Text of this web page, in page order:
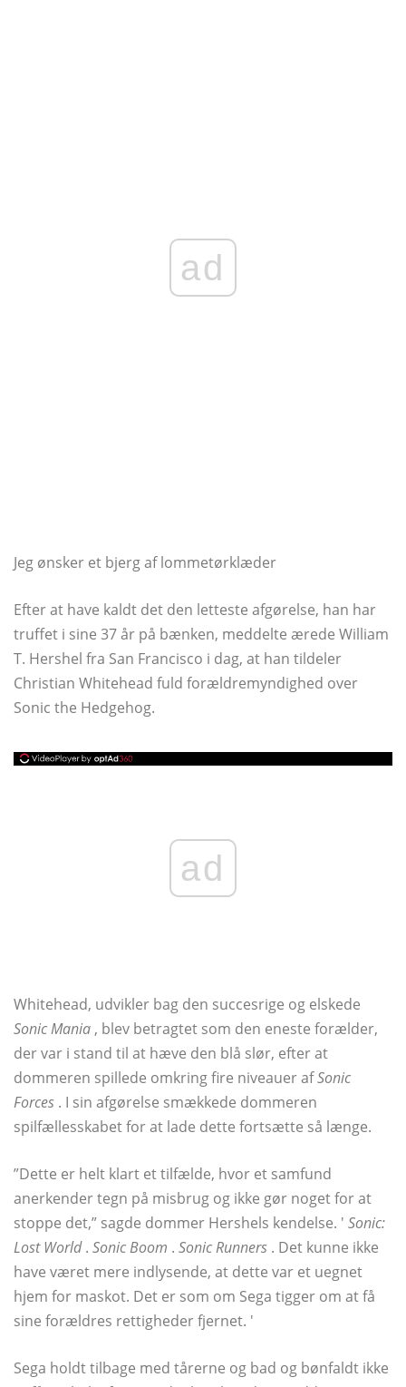
ad
Jeg ønsker et bjerg af lommetørklæder
Efter at have kaldt det den letteste afgørelse, han har
truffet i sine 37 år på bænken, meddelte ærede William
T. Hershel fra San Francisco i dag, at han tildeler
Christian Whitehead fuld forældremyndighed over
Sonic the Hedgehog.
ad
Whitehead, udvikler bag den succesrige og elskede
Sonic Mania , blev betragtet som den eneste forælder,
der var i stand til at hæve den blå slør, efter at
dommeren spillede omkring fire niveauer afSonic
Forces . I sin afgørelse smækkede dommeren
spilfællesskabet for at lade dette fortsætte så længe.
”Dette er helt klart et tilfælde, hvor et samfund
anerkender tegn på misbrug og ikke gør noget for at
stoppe det,” sagde dommer Hershels kendelse. ' Sonic:
Lost World. Sonic Boom . Sonic Runners . Det kunne ikke
have været mere indlysende, at dette var et uegnet
hjem for maskot. Det er som om Sega tigger om at få
sine forældres rettigheder fjernet. '
Sega holdt tilbage med tårerne og bad og bønfaldt ikke